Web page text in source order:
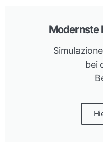
Modernste
bei